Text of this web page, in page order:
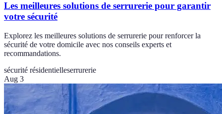
Les meilleures solutions de serrurerie pour garantir
votre sécurité
Explorez les meilleures solutions de serrurerie pour renforcer la
sécurité de votre domicile avec nos conseils experts et
recommandations.
sécurité résidentielleserrurerie
Aug 3